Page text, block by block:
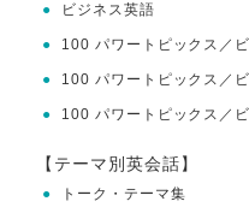
● ビジネス英語
● 100 パワートピックス／
● 100 パワートピックス／
● 100 パワートピックス／
【テーマ別英会話】
● トーク・テーマ集